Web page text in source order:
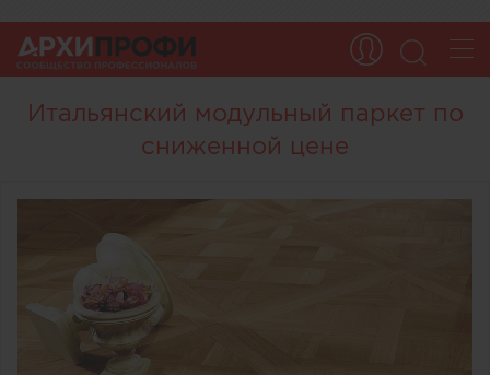
Итальянский модульный паркет по
сниженной цене